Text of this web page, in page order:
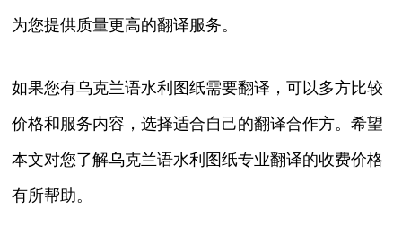
为您提供质量更高的翻译服务。
如果您有乌克兰语水利图纸需要翻译，可以多方比较
价格和服务内容，选择适合自己的翻译合作方。希望
本文对您了解乌克兰语水利图纸专业翻译的收费价格
有所帮助。